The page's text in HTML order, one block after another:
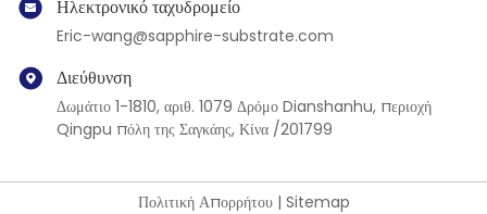
Ηλεκτρονικό ταχυδρομείο
Eric-wang@sapphire-substrate.com
Διεύθυνση
Δωμάτιο 1-1810, αριθ. 1079 Δρόμο Dianshanhu, περιοχή
Qingpu πόλη της Σαγκάης, Κίνα /201799
Πολιτική Απορρήτου| Sitemap